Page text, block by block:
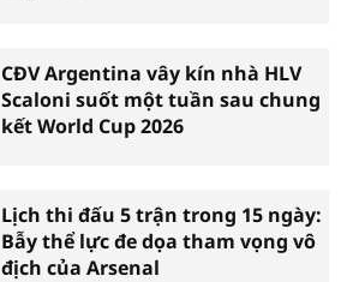
CĐV Argentina vây kín nhà HLV
Scaloni suốt một tuần sau chung
kết World Cup 2026
Lịch thi đấu 5 trận trong 15 ngày:
Bẫy thể lực đe dọa tham vọng vô
địch của Arsenal